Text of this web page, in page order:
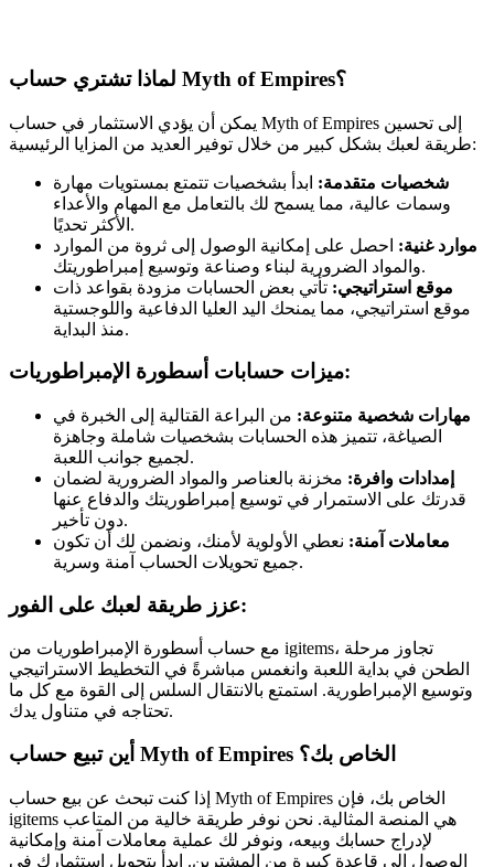
لماذا تشتري حساب Myth of Empires؟
يمكن أن يؤدي الاستثمار في حساب Myth of Empires إلى تحسين
طريقة لعبك بشكل كبير من خلال توفير العديد من المزايا الرئيسية:
شخصيات متقدمة: ابدأ بشخصيات تتمتع بمستويات مهارة
وسمات عالية، مما يسمح لك بالتعامل مع المهام والأعداء
الأكثر تحديًا.
موارد غنية: احصل على إمكانية الوصول إلى ثروة من الموارد
والمواد الضرورية لبناء وصناعة وتوسيع إمبراطوريتك.
موقع استراتيجي: تأتي بعض الحسابات مزودة بقواعد ذات
موقع استراتيجي، مما يمنحك اليد العليا الدفاعية واللوجستية
منذ البداية.
ميزات حسابات أسطورة الإمبراطوريات:
مهارات شخصية متنوعة: من البراعة القتالية إلى الخبرة في
الصياغة، تتميز هذه الحسابات بشخصيات شاملة وجاهزة
لجميع جوانب اللعبة.
إمدادات وافرة: مخزنة بالعناصر والمواد الضرورية لضمان
قدرتك على الاستمرار في توسيع إمبراطوريتك والدفاع عنها
دون تأخير.
معاملات آمنة: نعطي الأولوية لأمنك، ونضمن لك أن تكون
جميع تحويلات الحساب آمنة وسرية.
عزز طريقة لعبك على الفور:
مع حساب أسطورة الإمبراطوريات من igitems، تجاوز مرحلة
الطحن في بداية اللعبة وانغمس مباشرةً في التخطيط الاستراتيجي
وتوسيع الإمبراطورية. استمتع بالانتقال السلس إلى القوة مع كل ما
تحتاجه في متناول يدك.
أين تبيع حساب Myth of Empires الخاص بك؟
إذا كنت تبحث عن بيع حساب Myth of Empires الخاص بك، فإن
igitems هي المنصة المثالية. نحن نوفر طريقة خالية من المتاعب
لإدراج حسابك وبيعه، ونوفر لك عملية معاملات آمنة وإمكانية
الوصول إلى قاعدة كبيرة من المشترين. ابدأ بتحويل استثمارك في